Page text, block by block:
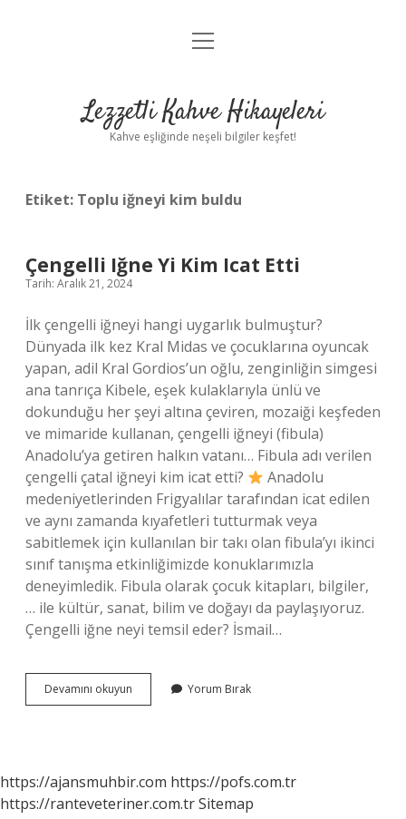
Anasayfa
Yasal Uyarı
menüyü
Lezzetli Kahve Hikayeleri
Kahve eşliğinde neşeli bilgiler keşfet!
Etiket: Toplu iğneyi kim buldu
Çengelli Iğne Yi Kim Icat Etti
Tarih: Aralık 21, 2024
İlk çengelli iğneyi hangi uygarlık bulmuştur?
Dünyada ilk kez Kral Midas ve çocuklarına oyuncak
yapan, adil Kral Gordios’un oğlu, zenginliğin simgesi
ana tanrıça Kibele, eşek kulaklarıyla ünlü ve
dokunduğu her şeyi altına çeviren, mozaiği keşfeden
ve mimaride kullanan, çengelli iğneyi (fibula)
Anadolu’ya getiren halkın vatanı… Fibula adı verilen
çengelli çatal iğneyi kim icat etti?
Anadolu
medeniyetlerinden Frigyalılar tarafından icat edilen
ve aynı zamanda kıyafetleri tutturmak veya
sabitlemek için kullanılan bir takı olan fibula’yı ikinci
sınıf tanışma etkinliğimizde konuklarımızla
deneyimledik. Fibula olarak çocuk kitapları, bilgiler,
… ile kültür, sanat, bilim ve doğayı da paylaşıyoruz.
Çengelli iğne neyi temsil eder? İsmail…
Devamını okuyun Çengelli
Iğne
Yorum Bırak
https://ajansmuhbir.com https://pofs.com.tr
https://ranteveteriner.com.trSitemap